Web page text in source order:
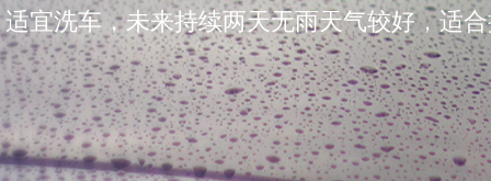
适宜洗车，未来持续两天无雨天气较好，适